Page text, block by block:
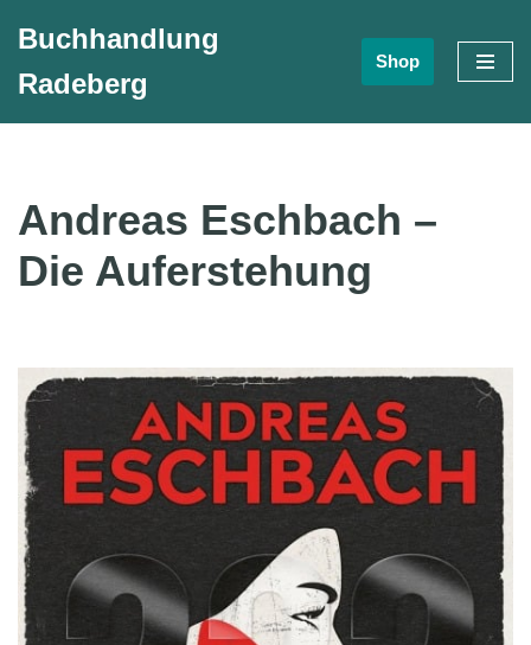
Inhalt
springen
Buchhandlung
Radeberg
Shop
Andreas Eschbach –
Die Auferstehung